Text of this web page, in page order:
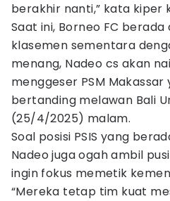
berakhir nanti,” kata kiper
Saat ini, Borneo FC
klasemen sementara
menang, Nadeo cs akan
menggeser PSM
bertanding melawan Bali
(25/4/2025) malam.
Soal posisi PSIS yang
Nadeo juga ogah ambil
ingin fokus memetik
“Mereka tetap tim kuat